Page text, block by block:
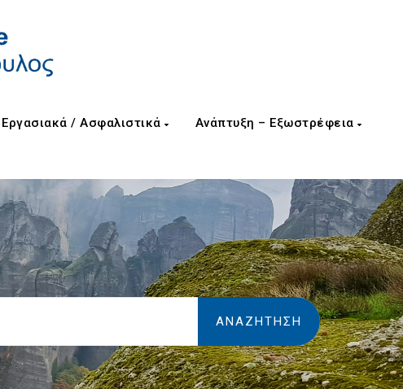
Εργασιακά / Ασφαλιστικά Ανάπτυξη – Εξωστρέφεια